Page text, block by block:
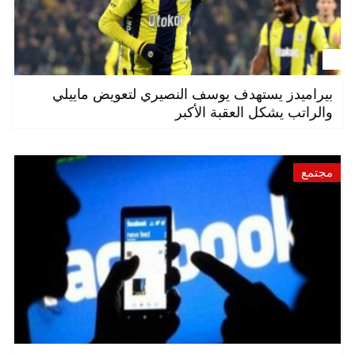
بيراميدز يستهدف يوسف النصيري لتعويض ماييلي
والراتب يشكل العقبة الأكبر
مجتمع